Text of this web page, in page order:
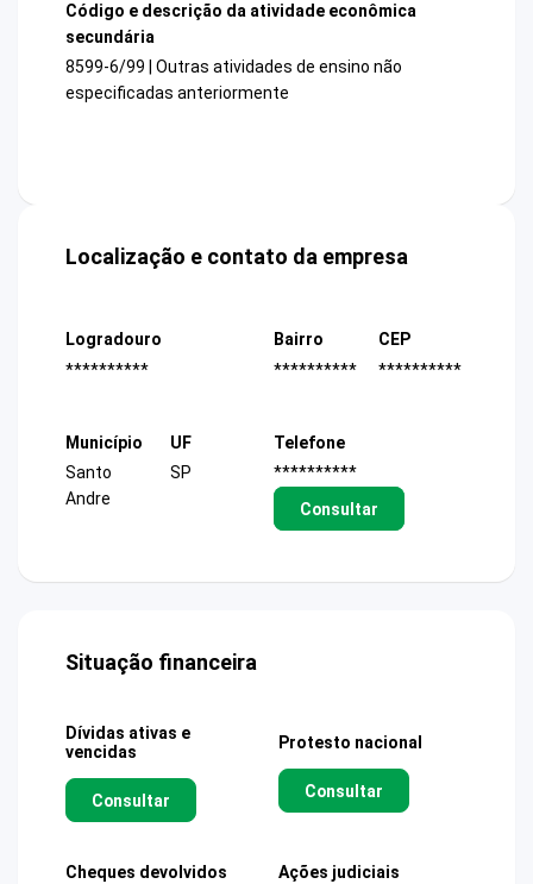
Código e descrição da atividade econômica
secundária
8599-6/99 | Outras atividades de ensino não
especificadas anteriormente
Localização e contato da empresa
Logradouro
**********
Bairro
**********
CEP
**********
Município
Santo
Andre
UF
SP
Telefone
**********
Consultar
Situação financeira
Dívidas ativas e
vencidas
Consultar
Protesto nacional
Consultar
Cheques devolvidos Ações judiciais